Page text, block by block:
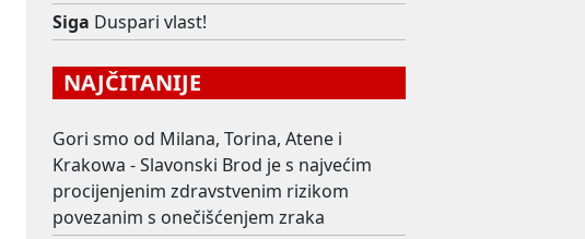
Siga Duspari vlast!
NAJČITANIJE
Gori smo od Milana, Torina, Atene i
Krakowa - Slavonski Brod je s najvećim
procijenjenim zdravstvenim rizikom
povezanim s onečišćenjem zraka